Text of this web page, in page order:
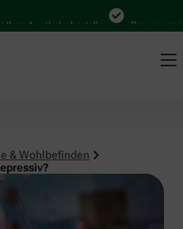
Apotheke bestellen Bequem
& Wohlbefinden